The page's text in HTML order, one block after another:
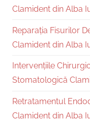
Clamident din Alba
Reparația Fisurilor
Clamident din Alba
Intervențiile
Stomatologică
Retratamentul
Clamident din Alba